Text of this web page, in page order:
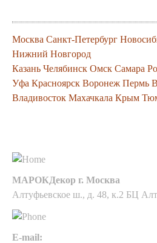
Москва Санкт-Петербург
Нижний Новгород
Казань Челябинск Омск Самара
Уфа Красноярск Воронеж Пермь
Владивосток Махачкала Крым
МАРОКДекор г. Москва
Алтуфьевское ш., д. 48, к.2 БЦ
E-mail: